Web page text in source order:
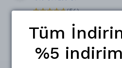
(56)
₺ 899.00 ₺ 719.00
Tüm
%5